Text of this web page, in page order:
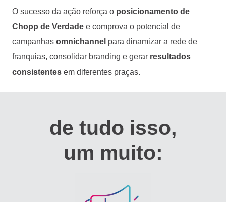
O sucesso da ação reforça o posicionamento de
Chopp de Verdade e comprova o potencial de
campanhas omnichannel para dinamizar a rede de
franquias, consolidar branding e gerar resultados
consistentes em diferentes praças.
de tudo isso,
um muito: